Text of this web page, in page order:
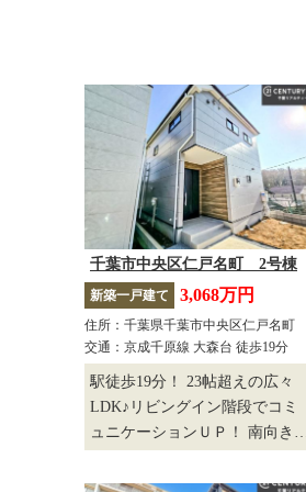
千葉市中央区仁戸名町 2号棟
新築一戸建て 3,068万円
住所：千葉県千葉市中央区仁戸名町
交通：京成千原線 大森台 徒歩19分
駅徒歩19分！ 23帖超えの広々
LDK♪リビングイン階段でコミ
ュニケーションＵＰ！ 南向きバ
キッチンは食洗器付きで毎日の